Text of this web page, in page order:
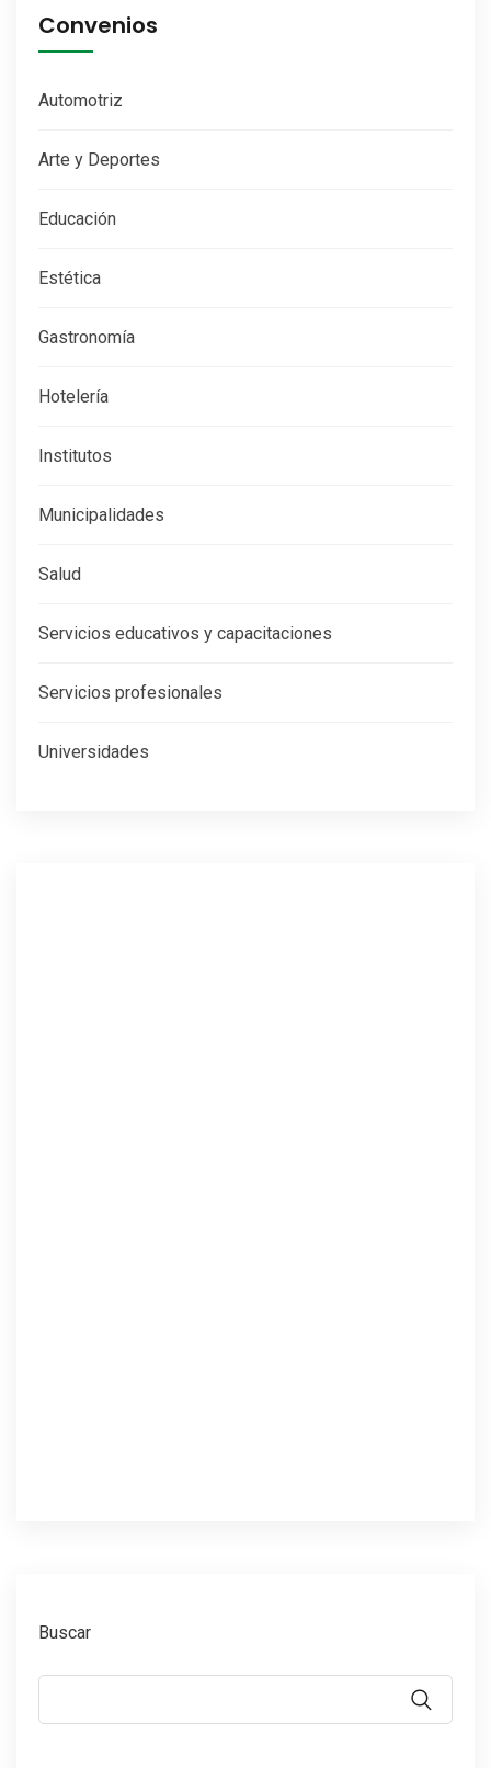
Convenios
Automotriz
Arte y Deportes
Educación
Estética
Gastronomía
Hotelería
Institutos
Municipalidades
Salud
Servicios educativos y capacitaciones
Servicios profesionales
Universidades
Buscar